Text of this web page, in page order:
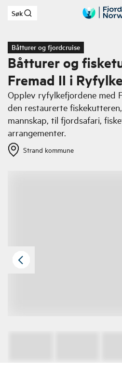
Hopp til hovedinnhold
Søk
Båtturer og fjordcruise
Båtturer og
Fremad II i Ryfylke
Opplev ryfylkefjordene med
den restaurerte
mannskap, til fjordsafari,
arrangementer.
Strand kommune